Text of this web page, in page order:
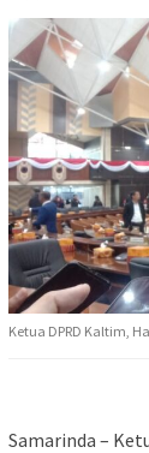
Ketua DPRD Kaltim,
Samarinda –